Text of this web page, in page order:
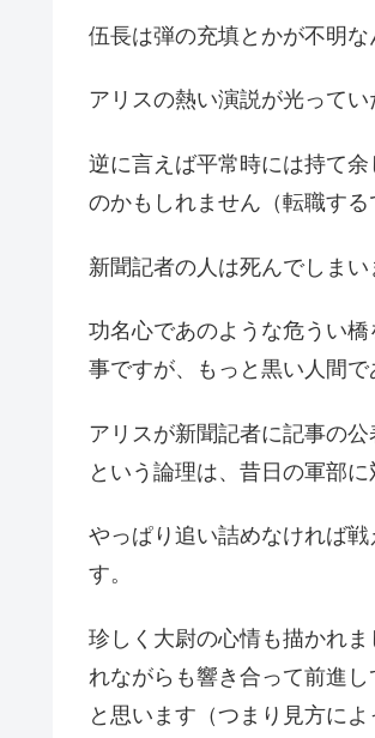
伍長は弾の充填とかが不明
アリスの熱い演説が光って
逆に言えば平常時には持て
のかもしれません（転職する
新聞記者の人は死んでしま
功名心であのような危うい
事ですが、もっと黒い人間
アリスが新聞記者に記事の
という論理は、昔日の軍部
やっぱり追い詰めなければ
す。
珍しく大尉の心情も描かれ
れながらも響き合って前進
と思います（つまり見方によ